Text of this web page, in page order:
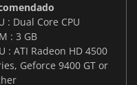
: Dual Core CPU
: 3 GB
: ATI Radeon HD 4500
Geforce 9400 GT or